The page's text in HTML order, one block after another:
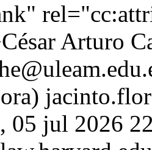
Arturo
05 jul 2026